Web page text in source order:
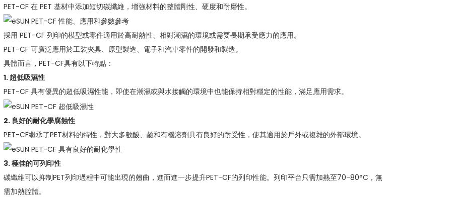
PET-CF 在 PET 基材中添加短切碳纖維，增強材料的整體剛性、硬度和耐磨性。
採用 PET-CF 列印的模型或零件適用於高耐熱性、相對潮濕的環境或需要長期承受應力的應用。
PET-CF 可廣泛應用於工裝夾具、原型製造、電子和汽車零件的開發和製造。
具體而言，PET-CF具有以下特點：
1. 超低吸濕性
PET-CF 具有優異的超低吸濕性能，即使在潮濕或與水接觸的環境中也能保持相對穩定的性能，滿足應用需求。
2. 良好的耐化學腐蝕性
PET-CF繼承了PET材料的特性，對大多數酸、鹼和有機溶劑具有良好的耐受性，使其適用於戶外或複雜的外部環境。
3. 極佳的可列印性
碳纖維可以抑制PET列印過程中可能出現的翹曲，進而進一步提升PET-CF的列印性能。列印平台只需加熱至70-80°C，無
需加熱腔體。